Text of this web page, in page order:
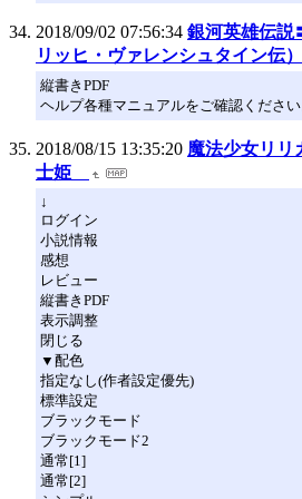
2018/09/02 07:56:34 銀河英雄伝説
リッヒ・ヴァレンシュタイン伝）
縦書きPDF
ヘルプ各種マニュアルをご確認ください
2018/08/15 13:35:20 魔法少女リ
士姫
↓
ログイン
小説情報
感想
レビュー
縦書きPDF
表示調整
閉じる
▼配色
指定なし(作者設定優先)
標準設定
ブラックモード
ブラックモード2
通常[1]
通常[2]